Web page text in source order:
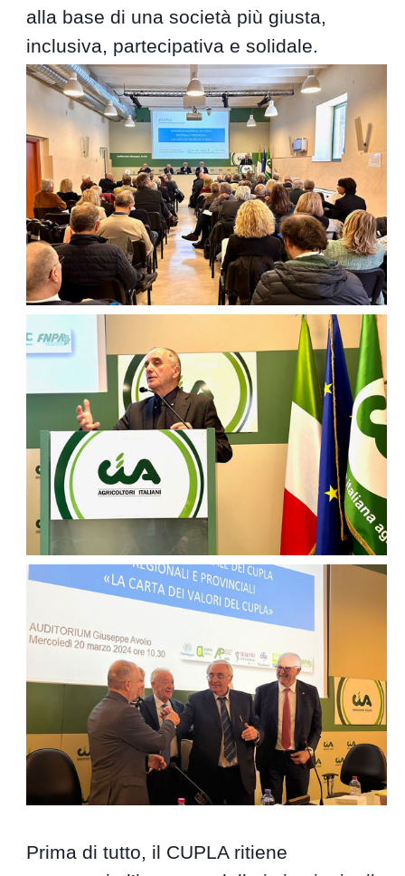
alla base di una società più giusta,
inclusiva, partecipativa e solidale.
Prima di tutto, il CUPLA ritiene